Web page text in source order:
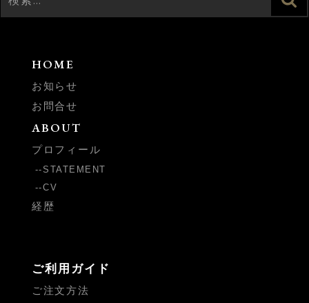
索:
HOME
お知らせ
お問合せ
ABOUT
プロフィール
STATEMENT
CV
経歴
ご利用ガイド
ご注文方法